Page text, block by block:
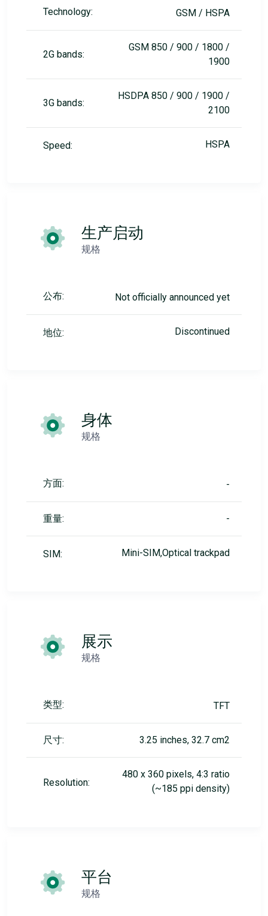
Technology: GSM / HSPA
2G bands:
GSM 850 / 900 / 1800 /
1900
3G bands:
HSDPA 850 / 900 / 1900 /
2100
Speed: HSPA
生产启动
规格
公布: Not officially announced yet
地位: Discontinued
身体
规格
方面: -
重量: -
SIM: Mini-SIM,Optical trackpad
展示
规格
类型: TFT
尺寸: 3.25 inches, 32.7 cm2
Resolution:
480 x 360 pixels, 4:3 ratio
(~185 ppi density)
平台
规格